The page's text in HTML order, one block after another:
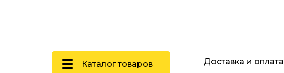
Каталог товаров Доставка и оплата